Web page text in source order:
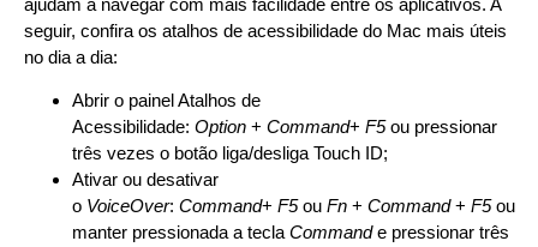
seguir, confira os atalhos de acessibilidade do Mac mais úteis
no dia a dia:
Abrir o painel Atalhos de
Acessibilidade: Option + Command+ F5ou pressionar
três vezes o botão liga/desliga Touch ID;
Ativar ou desativar
o VoiceOver: Command+ F5ou Fn + Command+ F5ou
manter pressionada a tecla Commande pressionar três